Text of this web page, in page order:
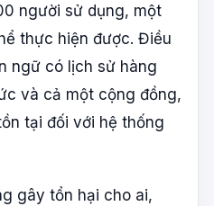
người sử dụng, một
thực hiện được. Điều
ngữ có lịch sử hàng
và cả một cộng đồng,
tại đối với hệ thống
gây tổn hại cho ai,